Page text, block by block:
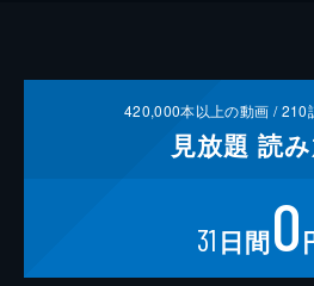
420,000本以上の動画 /210
見放題 読
31 日間0